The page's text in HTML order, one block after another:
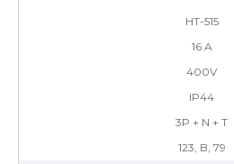
HT-515
16 A
400V
IP44
3P + N + T
123, B, 79